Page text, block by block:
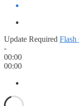
Update Required Flash
-
00:00
00:00